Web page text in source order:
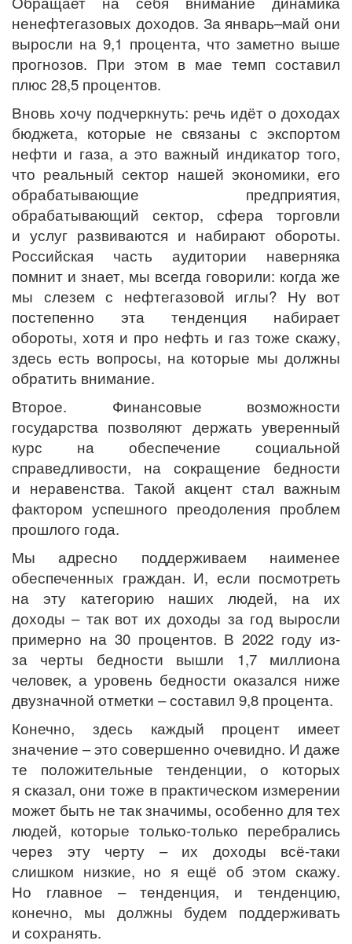
ненефтегазовых доходов. За январь–май они
выросли на 9,1 процента, что заметно выше
прогнозов. При этом в мае темп составил
плюс 28,5 процентов.
Вновь хочу подчеркнуть: речь идёт о доходах
бюджета, которые не связаны с экспортом
нефти и газа, а это важный индикатор того,
что реальный сектор нашей экономики, его
обрабатывающие предприятия,
обрабатывающий сектор, сфера торговли
и услуг развиваются и набирают обороты.
Российская часть аудитории наверняка
помнит и знает, мы всегда говорили: когда же
мы слезем с нефтегазовой иглы? Ну вот
постепенно эта тенденция набирает
обороты, хотя и про нефть и газ тоже скажу,
здесь есть вопросы, на которые мы должны
обратить внимание.
Второе. Финансовые возможности
государства позволяют держать уверенный
курс на обеспечение социальной
справедливости, на сокращение бедности
и неравенства. Такой акцент стал важным
фактором успешного преодоления проблем
прошлого года.
Мы адресно поддерживаем наименее
обеспеченных граждан. И, если посмотреть
на эту категорию наших людей, на их
доходы – так вот их доходы за год выросли
примерно на 30 процентов. В 2022 году из-
за черты бедности вышли 1,7 миллиона
человек, а уровень бедности оказался ниже
двузначной отметки – составил 9,8 процента.
Конечно, здесь каждый процент имеет
значение – это совершенно очевидно. И даже
те положительные тенденции, о которых
я сказал, они тоже в практическом измерении
может быть не так значимы, особенно для тех
людей, которые только-только перебрались
через эту черту – их доходы всё-таки
слишком низкие, но я ещё об этом скажу.
Но главное – тенденция, и тенденцию,
конечно, мы должны будем поддерживать
и сохранять.